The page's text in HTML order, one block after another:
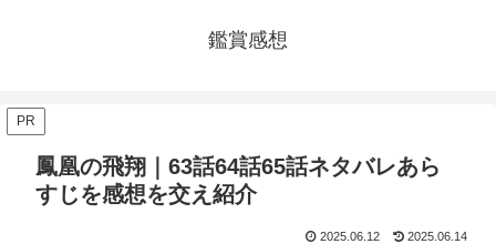
鑑賞感想
PR
鳳凰の飛翔｜63話64話65話ネタバレあら
すじを感想を交え紹介
2025.06.12 2025.06.14